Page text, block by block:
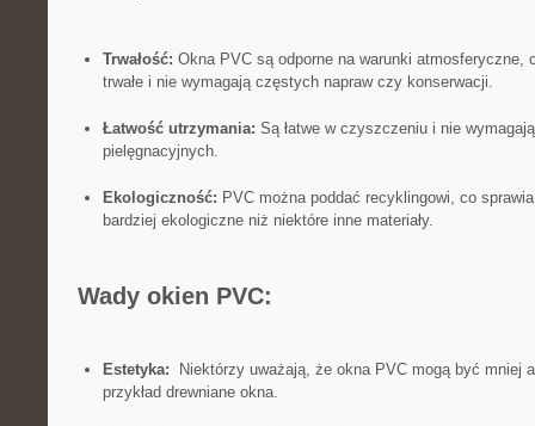
Trwałość: Okna PVC ⁣są​ odporne ​na warunki ‍atmosferyczne,
trwałe i nie wymagają częstych napraw czy ⁣konserwacji.
Łatwość⁢ utrzymania: Są łatwe w czyszczeniu i nie
pielęgnacyjnych.
Ekologiczność: PVC można⁣ poddać recyklingowi, co‌
bardziej‌ ekologiczne niż ⁤niektóre inne ‍materiały.
Wady okien PVC:
Estetyka:
Niektórzy uważają, że okna PVC ‍mogą być⁢ mniej⁣
przykład drewniane‌ okna.